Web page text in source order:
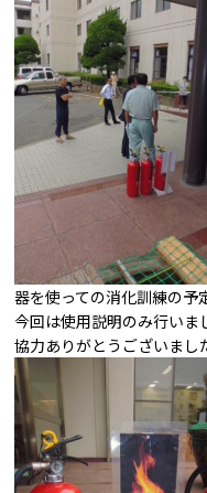
器を使っての消化訓練の予
今回は使用説明のみ行い
協力ありがとうございまし